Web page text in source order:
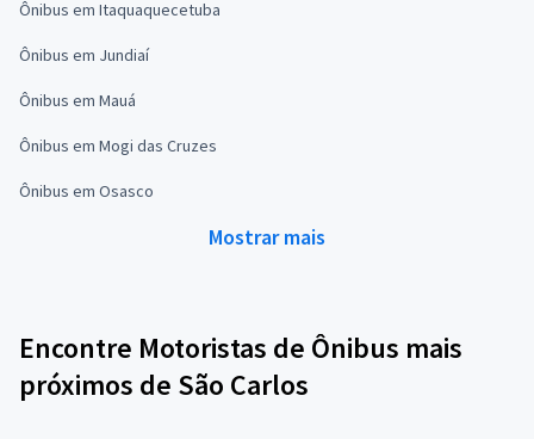
Ônibus em Itaquaquecetuba
Ônibus em Jundiaí
Ônibus em Mauá
Ônibus em Mogi das Cruzes
Ônibus em Osasco
Mostrar mais
Encontre Motoristas de Ônibus mais
próximos de São Carlos